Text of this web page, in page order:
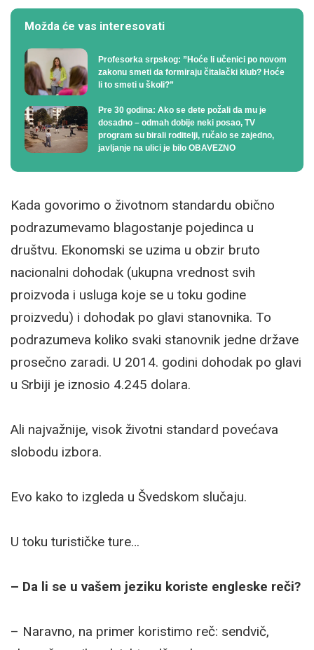
Možda će vas interesovati
Profesorka srpskog: ”Hoće li učenici po novom
zakonu smeti da formiraju čitalački klub? Hoće
li to smeti u školi?”
Pre 30 godina: Ako se dete požali da mu je
dosadno – odmah dobije neki posao, TV
program su birali roditelji, ručalo se zajedno,
javljanje na ulici je bilo OBAVEZNO
Kada govorimo o životnom standardu obično
podrazumevamo blagostanje pojedinca u
društvu. Ekonomski se uzima u obzir bruto
nacionalni dohodak (ukupna vrednost svih
proizvoda i usluga koje se u toku godine
proizvedu) i dohodak po glavi stanovnika. To
podrazumeva koliko svaki stanovnik jedne države
prosečno zaradi. U 2014. godini dohodak po glavi
u Srbiji je iznosio 4.245 dolara.
Ali najvažnije, visok životni standard povećava
slobodu izbora.
Evo kako to izgleda u Švedskom slučaju.
U toku turističke ture…
– Da li se u vašem jeziku koriste engleske reči?
– Naravno, na primer koristimo reč: sendvič,